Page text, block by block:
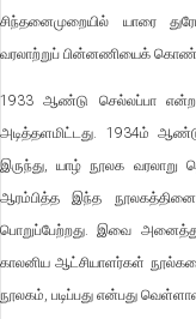
சிந்தனைமுறையில் யாரை
வரலாற்றுப் பின்னணியைக்
1933 ஆண்டு செல்லப்பா என்ற
அடித்தளமிட்டது. 1934ம்
இருந்து, யாழ் நூலக
ஆரம்பித்த இந்த
பொறுப்பேற்றது. இவை
காலனிய ஆட்சியாளர்கள் நூல்களை
நூலகம், படிப்பது என்பது